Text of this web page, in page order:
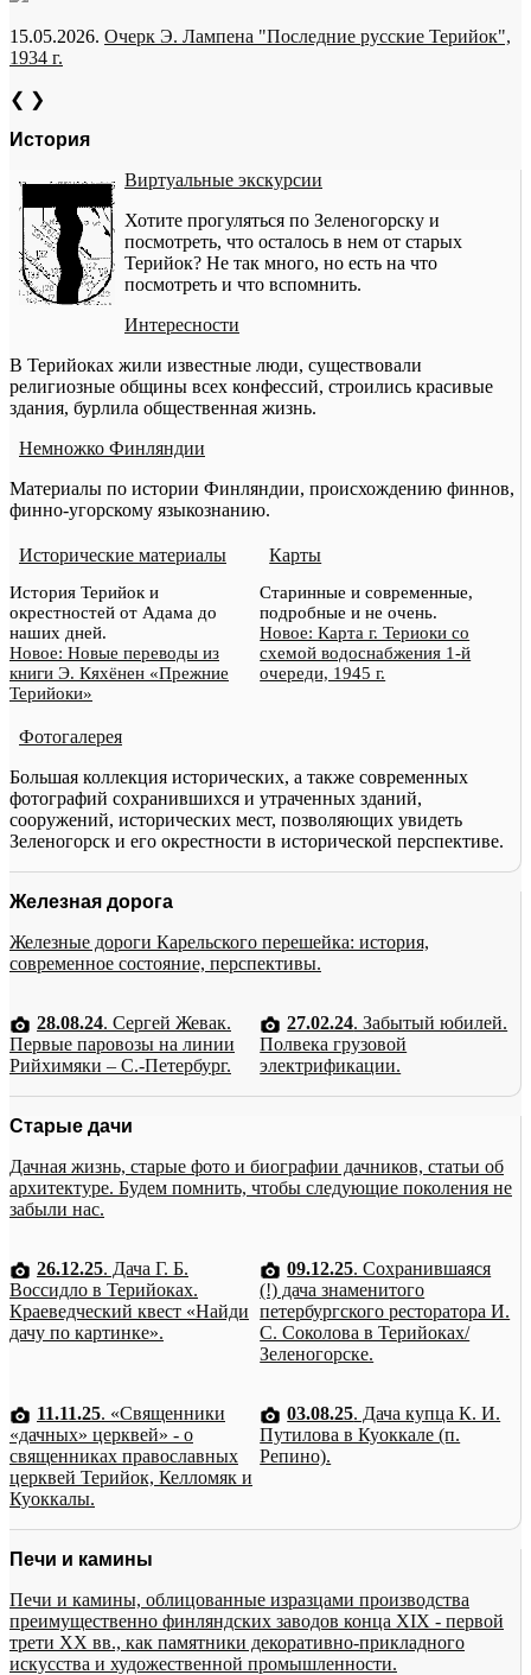
15.05.2026. Очерк Э. Лампена "Последние русские Терийок",
1934 г.
❮ ❯
История
Виртуальные экскурсии
Хотите прогуляться по Зеленогорску и
посмотреть, что осталось в нем от старых
Терийок? Не так много, но есть на что
посмотреть и что вспомнить.
Интересности
В Терийоках жили известные люди, существовали
религиозные общины всех конфессий, строились красивые
здания, бурлила общественная жизнь.
Немножко Финляндии
Материалы по истории Финляндии, происхождению финнов,
финно-угорскому языкознанию.
Исторические материалы
История Терийок и
окрестностей от Адама до
наших дней.
Новое: Новые переводы из
книги Э. Кяхёнен «Прежние
Терийоки»
Карты
Старинные и современные,
подробные и не очень.
Новое: Карта г. Териоки со
схемой водоснабжения 1-й
очереди, 1945 г.
Фотогалерея
Большая коллекция исторических, а также современных
фотографий сохранившихся и утраченных зданий,
сооружений, исторических мест, позволяющих увидеть
Зеленогорск и его окрестности в исторической перспективе.
Железная дорога
Железные дороги Карельского перешейка: история,
современное состояние, перспективы.
28.08.24. Сергей Жевак.
Первые паровозы на линии
Рийхимяки – С.-Петербург.
27.02.24. Забытый юбилей.
Полвека грузовой
электрификации.
Старые дачи
Дачная жизнь, старые фото и биографии дачников, статьи об
архитектуре. Будем помнить, чтобы следующие поколения не
забыли нас.
26.12.25. Дача Г. Б.
Воссидло в Терийоках.
Краеведческий квест «Найди
дачу по картинке».
09.12.25. Сохранившаяся
(!) дача знаменитого
петербургского ресторатора И.
С. Соколова в Терийоках/
Зеленогорске.
11.11.25. «Священники
«дачных» церквей» - о
священниках православных
церквей Терийок, Келломяк и
Куоккалы.
03.08.25. Дача купца К. И.
Путилова в Куоккале (п.
Репино).
Печи и камины
Печи и камины, облицованные изразцами производства
преимущественно финляндских заводов конца XIX - первой
трети XX вв., как памятники декоративно-прикладного
искусства и художественной промышленности.